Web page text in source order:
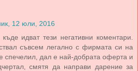
12 юли, 2016
идват тези негативни коментари.
съвсем легално с фирмата си на
спечелил, дал е най-добрата оферта и
смятя да направи дарение за